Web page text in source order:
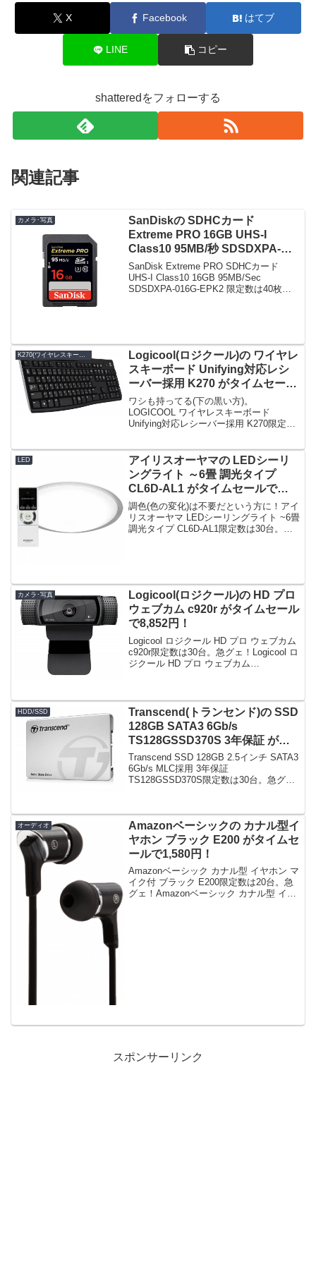
X Facebook はてブ
LINE コピー
shatteredをフォローする
関連記事
カメラ･写真
SanDiskの SDHCカード
Extreme PRO 16GB UHS-I
Class10 95MB/秒 SDSDXPA-
016G-EPK2 がタイムセールで
3,480円！
SanDisk Extreme PRO SDHCカード
UHS-I Class10 16GB 95MB/Sec
SDSDXPA-016G-EPK2 限定数は40枚。
K270(ワイヤレスキーボード)
Logicool(ロジクール)の ワイヤレ
スキーボード Unifying対応レシ
ーバー採用 K270 がタイムセール
で1,424円！
ワシも持ってる(下の黒い方)。
LOGICOOL ワイヤレスキーボード
Unifying対応レシーバー採用 K270限定数
用 K270posted o...
LED
アイリスオーヤマの LEDシーリ
ングライト ～6畳 調光タイプ
CL6D-AL1 がタイムセールで
5,980円！
調色(色の変化)は不要だという方に！アイ
リスオーヤマ LEDシーリングライト ~6畳
調光タイプ CL6D-AL1限定数は30台。急
カメラ･写真
Logicool(ロジクール)の HD プロ
ウェブカム c920r がタイムセール
で8,852円！
Logicool ロジクール HD プロ ウェブカム
c920r限定数は30台。急グェ！Logicool ロ
ジクール HD プロ ウェブカム
HDD/SSD
Transcend(トランセンド)の SSD
128GB SATA3 6Gb/s
TS128GSSD370S 3年保証 がタ
イムセールで5,150円！
Transcend SSD 128GB 2.5インチ SATA3
6Gb/s MLC採用 3年保証
TS128GSSD370S限定数は30台。急グ
オーディオ
Amazonベーシックの カナル型イ
ヤホン ブラック E200 がタイムセ
ールで1,580円！
Amazonベーシック カナル型 イヤホン マ
イク付 ブラック E200限定数は20台。急
グェ！Amazonベーシック カナル型 イヤ
スポンサーリンク